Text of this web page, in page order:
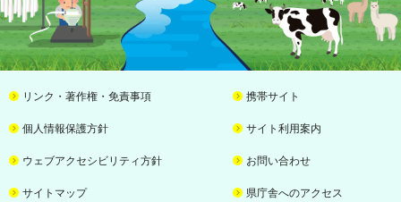
リンク・著作権・免責事項 携帯サイト
個人情報保護方針 サイト利用案内
ウェブアクセシビリティ方針 お問い合わせ
サイトマップ 県庁舎へのアクセス